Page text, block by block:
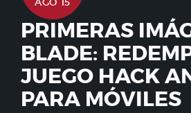
PRIMERAS
BLADE:
JUEGO HACK
PARA MÓVILES